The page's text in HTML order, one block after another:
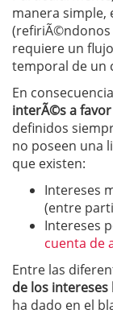
manera simple,
(refiriÃ©ndonos
requiere un
temporal de un
En
interÃ©s a
definidos
no poseen una
que existen:
Intereses
(entre
Intereses
cuenta de
Entre las
de los
ha dado en el